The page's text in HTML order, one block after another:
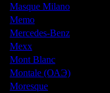
Masque Milano
Memo
Mercedes-Benz
Mexx
Mont Blanc
Montale (ОАЭ)
Moresque